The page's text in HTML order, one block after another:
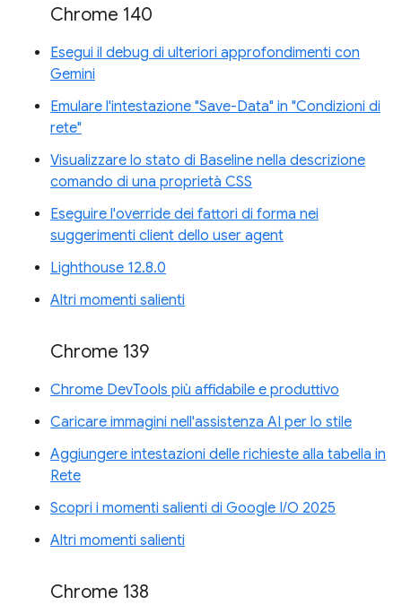
Chrome 140
Esegui il debug di ulteriori approfondimenti con
Gemini
Emulare l'intestazione "Save-Data" in "Condizioni di
rete"
Visualizzare lo stato di Baseline nella descrizione
comando di una proprietà CSS
Eseguire l'override dei fattori di forma nei
suggerimenti client dello user agent
Lighthouse 12.8.0
Altri momenti salienti
Chrome 139
Chrome DevTools più affidabile e produttivo
Caricare immagini nell'assistenza AI per lo stile
Aggiungere intestazioni delle richieste alla tabella in
Rete
Scopri i momenti salienti di Google I/O 2025
Altri momenti salienti
Chrome 138